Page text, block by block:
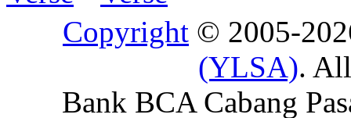
Copyright © 2005-
(YLSA).
Bank BCA Cabang